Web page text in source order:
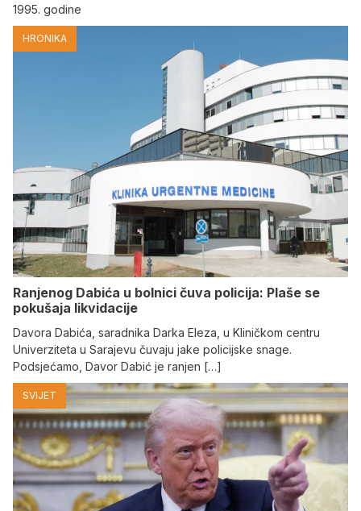
1995. godine
HRONIKA
Ranjenog Dabića u bolnici čuva policija: Plaše se
pokušaja likvidacije
Davora Dabića, saradnika Darka Eleza, u Kliničkom centru
Univerziteta u Sarajevu čuvaju jake policijske snage.
Podsjećamo, Davor Dabić je ranjen […]
SVIJET